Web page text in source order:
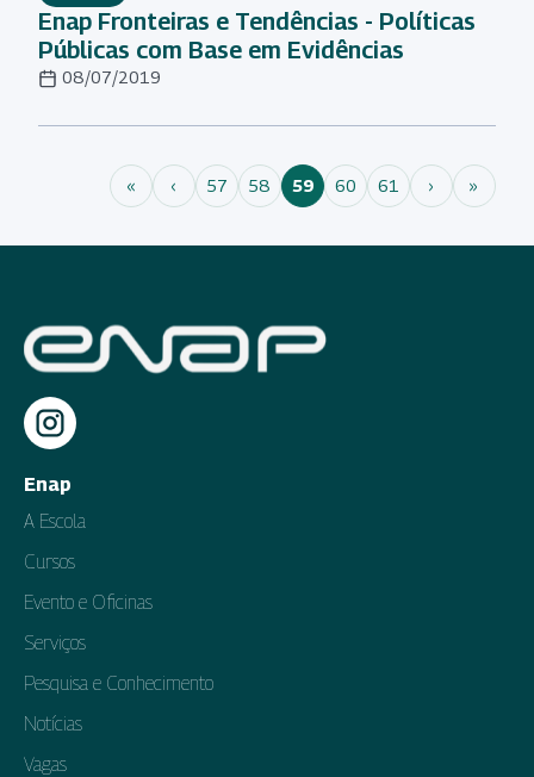
Enap Fronteiras e Tendências - Políticas
Públicas com Base em Evidências
08/07/2019
« ‹ 57 58 59 60 61 › »
Enap
A Escola
Cursos
Evento e Oficinas
Serviços
Pesquisa e Conhecimento
Notícias
Vagas